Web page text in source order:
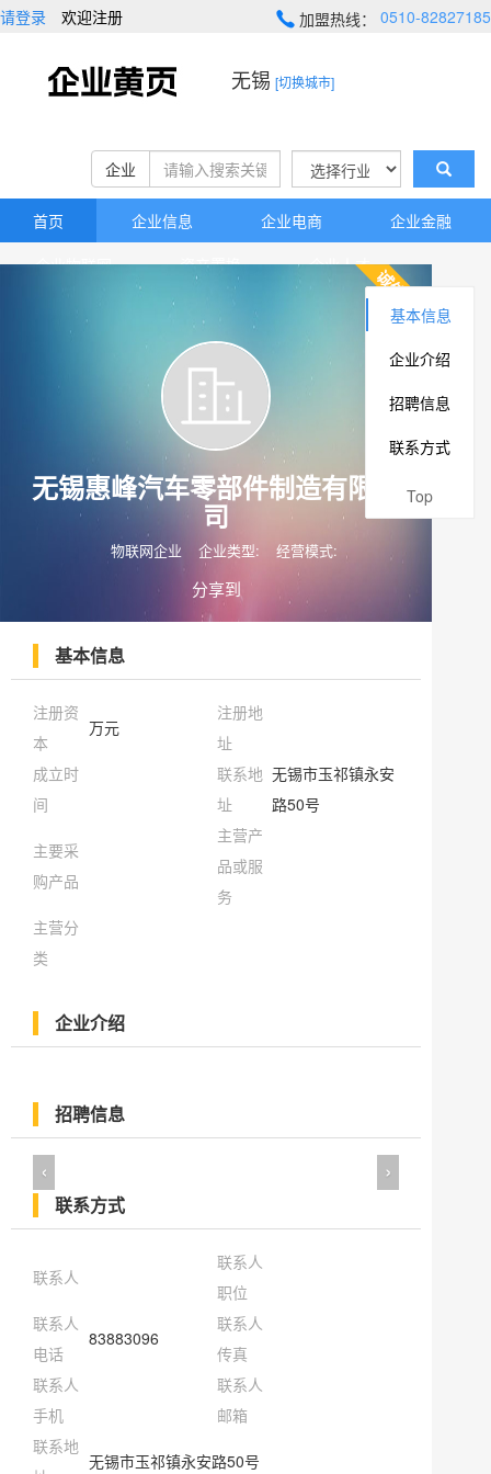
请登录 欢迎注册 加盟热线： 0510-82827185
无锡 [切换城市]
企业
首页 企业信息 企业电商
企业金融
企业物联网
资产置换
企业人才
高新技术
无锡惠峰汽车零部件制造有限公
司
物联网企业 企业类型: 经营模式:
分享到
基本信息
注册资
本
万元
注册地
址
成立时
间
联系地
址
无锡市玉祁镇永安
路50号
主要采
购产品
主营产
品或服
务
主营分
类
企业介绍
招聘信息
‹ ›
联系方式
联系人
联系人
职位
联系人
电话
83883096
联系人
传真
联系人
手机
联系人
邮箱
联系地
无锡市玉祁镇永安路50号
基本信息
企业介绍
招聘信息
联系方式
Top